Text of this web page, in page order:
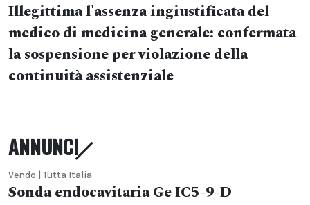
Illegittima l'assenza ingiustificata del
medico di medicina generale: confermata
la sospensione per violazione della
continuità assistenziale
ANNUNCI
Vendo | Tutta Italia
Sonda endocavitaria Ge IC5-9-D